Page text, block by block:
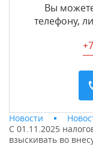
Вы
телефону,
Новости
С 01.11.2025
взыскивать во